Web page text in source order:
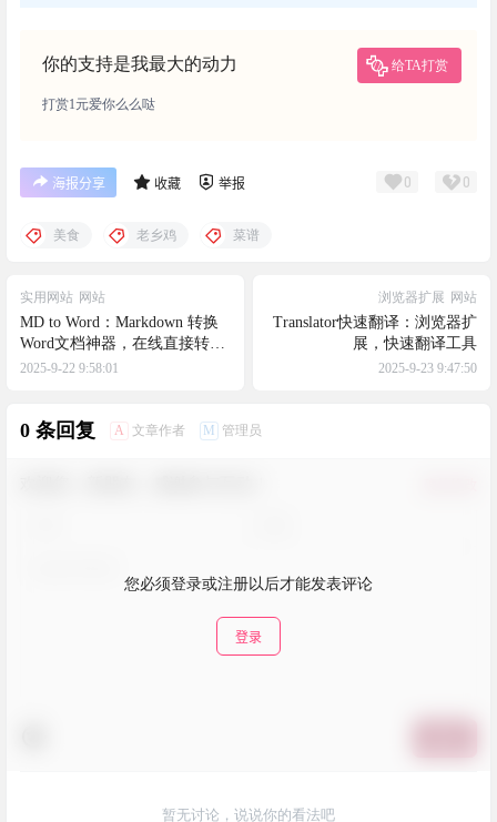
你的支持是我最大的动力 给TA打赏
打赏1元爱你么么哒
海报分享 收藏 举报 0 0
美食 老乡鸡 菜谱
实用网站 网站
MD to Word：Markdown 转换
Word文档神器，在线直接转
换，完全免费
2025-9-22 9:58:01
浏览器扩展 网站
Translator快速翻译：浏览器扩
展，快速翻译工具
2025-9-23 9:47:50
0 条回复 A 文章作者 M 管理员
您必须登录或注册以后才能发表评论
登录
暂无讨论，说说你的看法吧